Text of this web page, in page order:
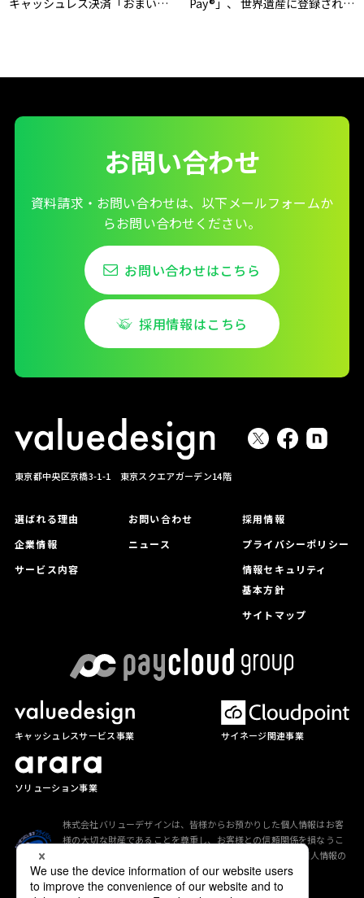
キャッシュレス決済「おまいり
Pay®」、 世界遺産に登録された
お問い合わせ
資料請求・お問い合わせは、以下メールフォームか
らお問い合わせください。
お問い合わせはこちら
採用情報はこちら
東京都中央区京橋3-1-1 東京スクエアガーデン14階
選ばれる理由
企業情報
サービス内容
お問い合わせ
ニュース
採用情報
プライバシーポリシー
情報セキュリティ
基本方針
サイトマップ
キャッシュレスサービス事業 サイネージ関連事業
ソリューション事業
株式会社バリューデザインは、皆様からお預かりした個人情報はお客
様の大切な財産であることを尊重し、お客様との信頼関係を損なうこ
」に従って適切な個人情報の
保護に努めています。